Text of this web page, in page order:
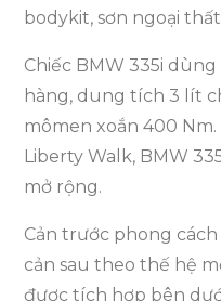
bodykit, sơn ngoại
Chiếc BMW 335i
hàng, dung tích 3 lít
mômen xoắn 400
Liberty Walk, BMW
mở rộng.
Cản trước phong
cản sau theo thế hệ
được tích hợp bên